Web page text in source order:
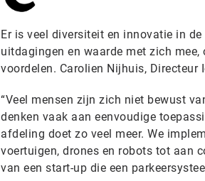
Er is veel diversiteit en innovatie in
uitdagingen en waarde met zich
voordelen. Carolien Nijhuis, Directeur
“Veel mensen zijn zich niet bewust
denken vaak aan eenvoudige
afdeling doet zo veel meer. We
voertuigen, drones en robots tot aan
van een start-up die een